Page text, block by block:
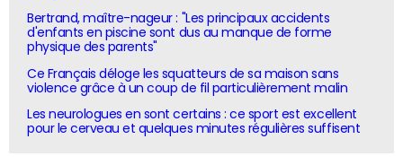
Bertrand, maître-nageur : "Les principaux accidents
d'enfants en piscine sont dus au manque de forme
physique des parents"
Ce Français déloge les squatteurs de sa maison sans
violence grâce à un coup de fil particulièrement malin
Les neurologues en sont certains : ce sport est excellent
pour le cerveau et quelques minutes régulières suffisent